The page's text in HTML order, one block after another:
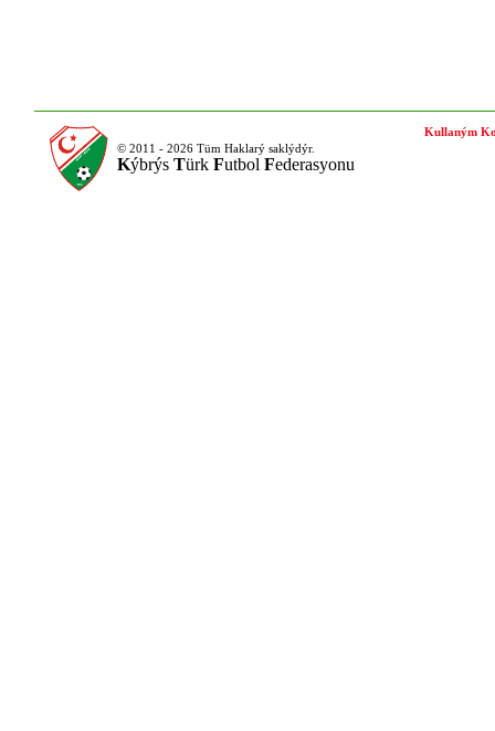
© 2011 - 2026 Tüm Haklarý saklýdýr.
Kýbrýs Türk Futbol Federasyonu
Kullaným